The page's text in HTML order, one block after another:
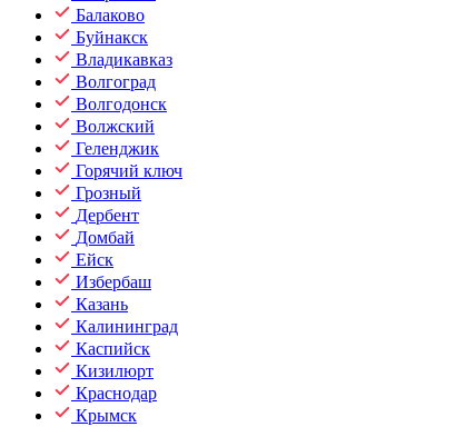
Балаково
Буйнакск
Владикавказ
Волгоград
Волгодонск
Волжский
Геленджик
Горячий ключ
Грозный
Дербент
Домбай
Ейск
Избербаш
Казань
Калининград
Каспийск
Кизилюрт
Краснодар
Крымск